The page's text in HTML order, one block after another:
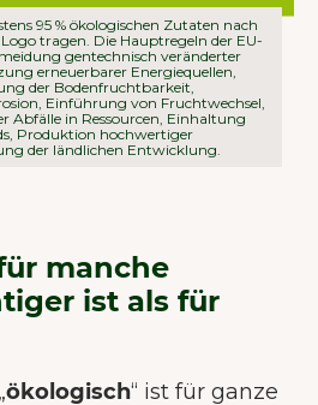
95 % ökologischen Zutaten nach
tragen. Die Hauptregeln der EU-
gentechnisch veränderter
erneuerbarer Energiequellen,
der Bodenfruchtbarkeit,
Einführung von Fruchtwechsel,
Abfälle in Ressourcen, Einhaltung
Produktion hochwertiger
der ländlichen Entwicklung.
manche
ist als für
ökologisch“ ist für ganze